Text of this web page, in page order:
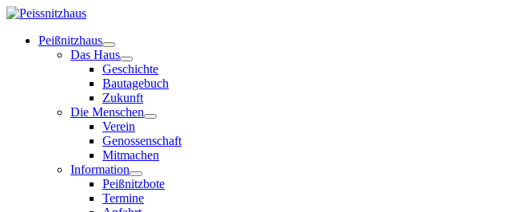
Peißnitzhaus
Das Haus
Geschichte
Bautagebuch
Zukunft
Die Menschen
Verein
Genossenschaft
Mitmachen
Information
Peißnitzbote
Termine